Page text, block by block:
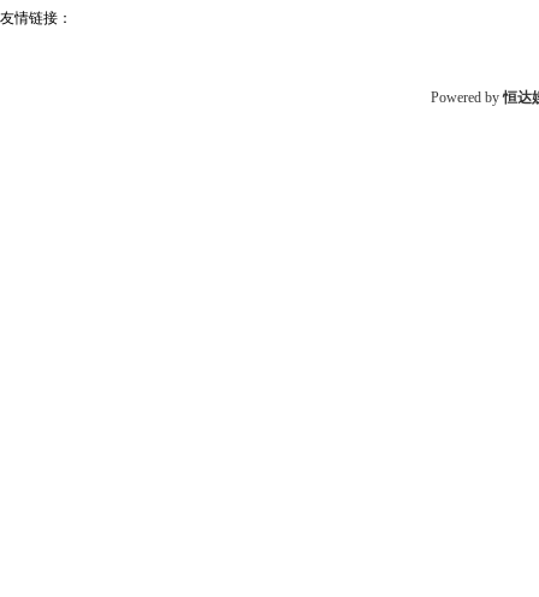
友情链接：
Powered by恒达